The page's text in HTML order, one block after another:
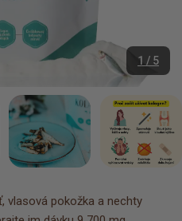
1 / 5
vlasová pokožka a nechty